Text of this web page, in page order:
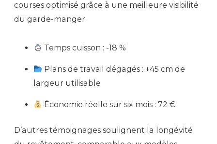
courses optimisé grâce à une meilleure visibilité
du garde-manger.
Temps cuisson : -18 %
Plans de travail dégagés : +45 cm de
largeur utilisable
Économie réelle sur six mois : 72 €
D’autres témoignages soulignent la longévité